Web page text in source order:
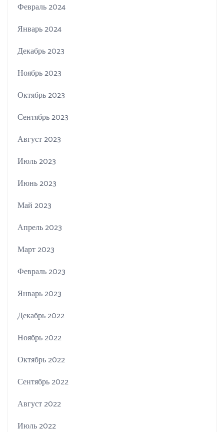
Февраль 2024
Январь 2024
Декабрь 2023
Ноябрь 2023
Октябрь 2023
Сентябрь 2023
Август 2023
Июль 2023
Июнь 2023
Май 2023
Апрель 2023
Март 2023
Февраль 2023
Январь 2023
Декабрь 2022
Ноябрь 2022
Октябрь 2022
Сентябрь 2022
Август 2022
Июль 2022